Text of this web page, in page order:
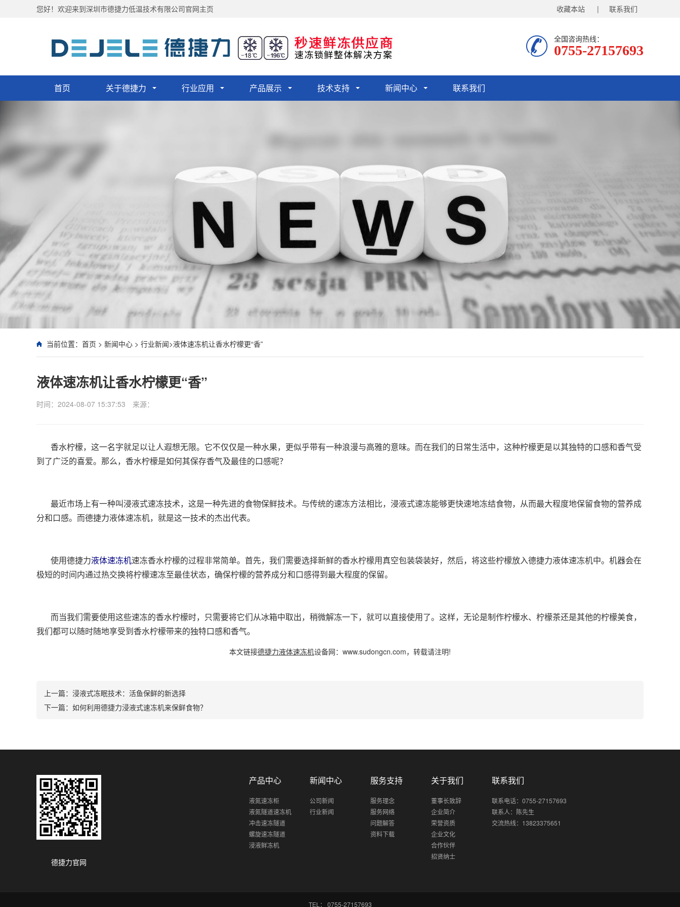
您好！欢迎来到深圳市德捷力低温技术有限公司官网主页 收藏本站 | 联系我们
全国咨询热线：
0755-27157693
首页 关于德捷力 行业应用 产品展示 技术支持 新闻中心 联系我们
当前位置： 首页 > 新闻中心 > 行业新闻>液体速冻机让香水柠檬更“香”
液体速冻机让香水柠檬更“香”
时间：2024-08-07 15:37:53 来源：
香水柠檬，这一名字就足以让人遐想无限。它不仅仅是一种水果，更似乎带有一种浪漫与高雅的意味。而在我们的日常生活中，这种柠檬更是以其独特的口感和香气受
到了广泛的喜爱。那么，香水柠檬是如何其保存香气及最佳的口感呢？
最近市场上有一种叫浸液式速冻技术，这是一种先进的食物保鲜技术。与传统的速冻方法相比，浸液式速冻能够更快速地冻结食物，从而最大程度地保留食物的营养成
分和口感。而德捷力液体速冻机，就是这一技术的杰出代表。
使用德捷力液体速冻机速冻香水柠檬的过程非常简单。首先，我们需要选择新鲜的香水柠檬用真空包装袋装好，然后，将这些柠檬放入德捷力液体速冻机中。机器会在
极短的时间内通过热交换将柠檬速冻至最佳状态，确保柠檬的营养成分和口感得到最大程度的保留。
而当我们需要使用这些速冻的香水柠檬时，只需要将它们从冰箱中取出，稍微解冻一下，就可以直接使用了。这样，无论是制作柠檬水、柠檬茶还是其他的柠檬美食，
我们都可以随时随地享受到香水柠檬带来的独特口感和香气。
本文链接德捷力液体速冻机设备网：www.sudongcn.com，转载请注明!
上一篇： 浸液式冻眠技术：活鱼保鲜的新选择
下一篇： 如何利用德捷力浸液式速冻机来保鲜食物？
德捷力官网
产品中心
液氮速冻柜
液氮隧道速冻机
冲击速冻隧道
螺旋速冻隧道
浸液鲜冻机
新闻中心
公司新闻
行业新闻
服务支持
服务理念
服务网络
问题解答
资料下载
关于我们
董事长致辞
企业简介
荣誉资质
企业文化
合作伙伴
招贤纳士
联系我们
联系电话：0755-27157693
联系人：陈先生
交流热线：13823375651
TEL： 0755-27157693